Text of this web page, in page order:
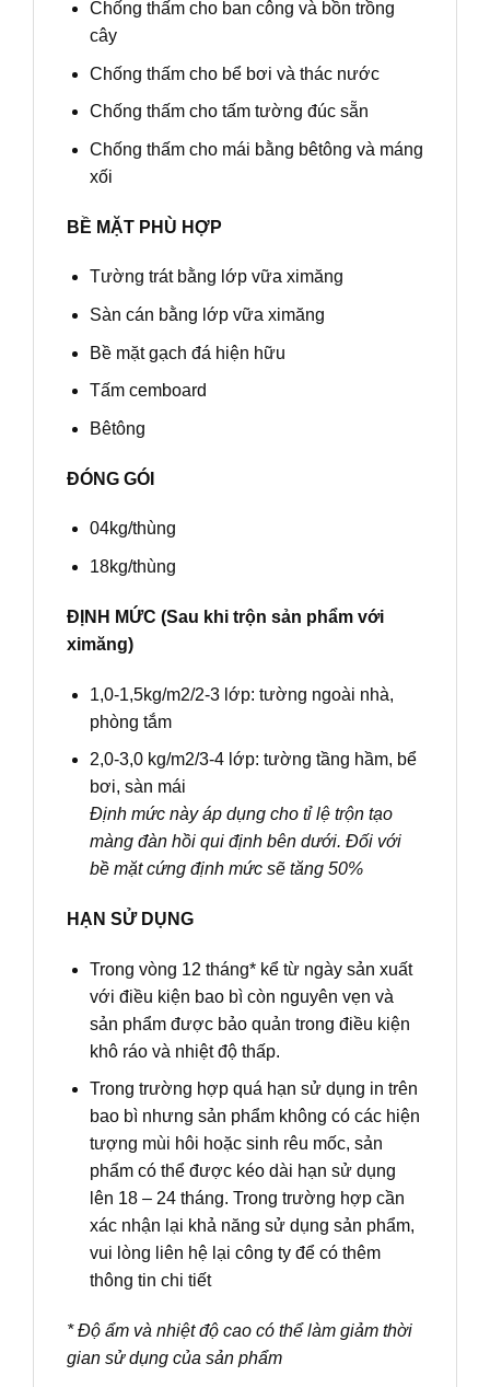
Chống thấm cho ban công và bồn trồng
cây
Chống thấm cho bể bơi và thác nước
Chống thấm cho tấm tường đúc sẵn
Chống thấm cho mái bằng bêtông và máng
xối
BỀ MẶT PHÙ HỢP
Tường trát bằng lớp vữa ximăng
Sàn cán bằng lớp vữa ximăng
Bề mặt gạch đá hiện hữu
Tấm cemboard
Bêtông
ĐÓNG GÓI
04kg/thùng
18kg/thùng
ĐỊNH MỨC (Sau khi trộn sản phẩm với
ximăng)
1,0-1,5kg/m2/2-3 lớp: tường ngoài nhà,
phòng tắm
2,0-3,0 kg/m2/3-4 lớp: tường tầng hầm, bể
bơi, sàn mái
Định mức này áp dụng cho tỉ lệ trộn tạo
màng đàn hồi qui định bên dưới. Đối với
bề mặt cứng định mức sẽ tăng 50%
HẠN SỬ DỤNG
Trong vòng 12 tháng* kể từ ngày sản xuất
với điều kiện bao bì còn nguyên vẹn và
sản phẩm được bảo quản trong điều kiện
khô ráo và nhiệt độ thấp.
Trong trường hợp quá hạn sử dụng in trên
bao bì nhưng sản phẩm không có các hiện
tượng mùi hôi hoặc sinh rêu mốc, sản
phẩm có thể được kéo dài hạn sử dụng
lên 18 – 24 tháng. Trong trường hợp cần
xác nhận lại khả năng sử dụng sản phẩm,
vui lòng liên hệ lại công ty để có thêm
thông tin chi tiết
* Độ ẩm và nhiệt độ cao có thể làm giảm thời
gian sử dụng của sản phẩm